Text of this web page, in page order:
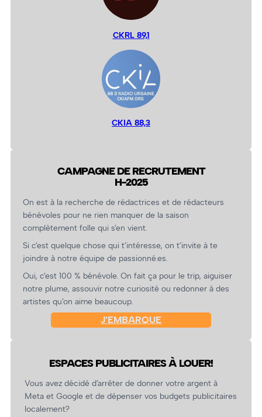
CKRL 89,1
CKIA 88,3
CAMPAGNE DE RECRUTEMENT
H-2025
On est à la recherche de rédactrices et de rédacteurs
bénévoles pour ne rien manquer de la saison
complètement folle qui s’en vient.
Si c’est quelque chose qui t’intéresse, on t’invite à te
joindre à notre équipe de passionné.es.
Oui, c’est 100 % bénévole. On fait ça pour le trip, aiguiser
notre plume, assouvir notre curiosité ou redonner à des
artistes qu’on aime beaucoup.
J’EMBARQUE
ESPACES PUBLICITAIRES À LOUER!
Vous avez décidé d’arrêter de donner votre argent à
Meta et Google et de dépenser vos budgets publicitaires
localement?